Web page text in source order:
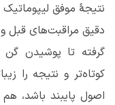
نتیجۀ موفق
دقیق مراقبت‌های قبل و
گرفته تا پوشیدن گن
کوتاه‌تر و نتیجه را
اصول پایبند باشد،